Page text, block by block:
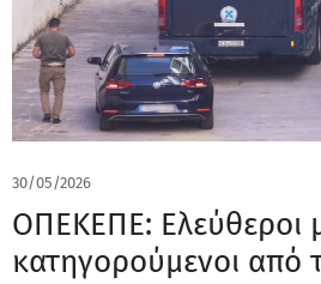
30/05/2026
ΟΠΕΚΕΠΕ: Ελεύθεροι
κατηγορούμενοι από